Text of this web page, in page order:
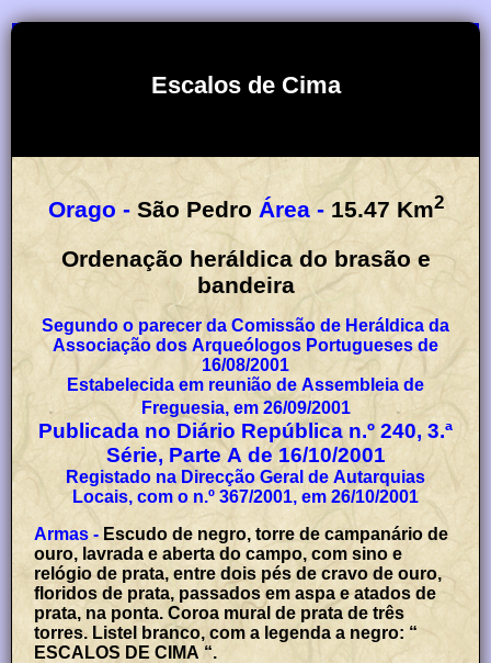
Escalos de Cima
Orago - São Pedro Área - 15.47 Km2
Ordenação heráldica do brasão e
bandeira
Segundo o parecer da Comissão de Heráldica da
Associação dos Arqueólogos Portugueses de
16/08/2001
Estabelecida em reunião de Assembleia de
Freguesia, em 26/09/2001
Publicada no Diário República n.º 240, 3.ª
Série, Parte A de 16/10/2001
Registado na Direcção Geral de Autarquias
Locais, com o n.º 367/2001, em 26/10/2001
Armas - Escudo de negro, torre de campanário de
ouro, lavrada e aberta do campo, com sino e
relógio de prata, entre dois pés de cravo de ouro,
floridos de prata, passados em aspa e atados de
prata, na ponta. Coroa mural de prata de três
torres. Listel branco, com a legenda a negro: “
ESCALOS DE CIMA “.